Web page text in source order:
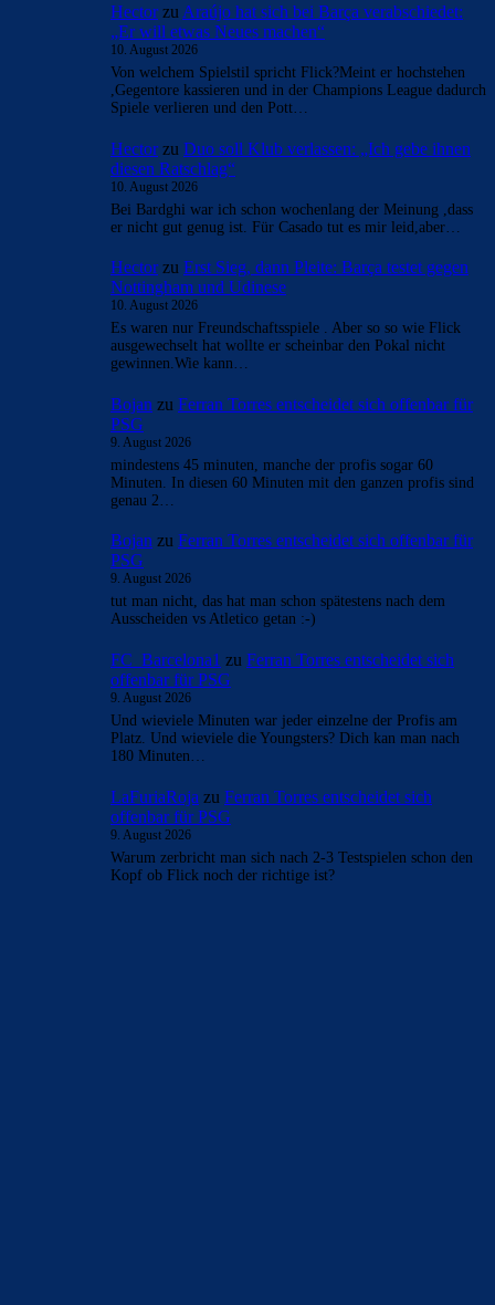
Hectorzu Araújo hat sich bei Barça verabschiedet:
„Er will etwas Neues machen“
10. August 2026
Von welchem Spielstil spricht Flick?Meint er hochstehen
,Gegentore kassieren und in der Champions League dadurch
Spiele verlieren und den Pott…
Hectorzu Duo soll Klub verlassen: „Ich gebe ihnen
diesen Ratschlag“
10. August 2026
Bei Bardghi war ich schon wochenlang der Meinung ,dass
er nicht gut genug ist. Für Casado tut es mir leid,aber…
Hectorzu Erst Sieg, dann Pleite: Barça testet gegen
Nottingham und Udinese
10. August 2026
Es waren nur Freundschaftsspiele . Aber so so wie Flick
ausgewechselt hat wollte er scheinbar den Pokal nicht
gewinnen.Wie kann…
Bojan zu Ferran Torres entscheidet sich offenbar für
PSG
9. August 2026
mindestens 45 minuten, manche der profis sogar 60
Minuten. In diesen 60 Minuten mit den ganzen profis sind
genau 2…
Bojan zu Ferran Torres entscheidet sich offenbar für
PSG
9. August 2026
tut man nicht, das hat man schon spätestens nach dem
Ausscheiden vs Atletico getan :-)
FC_Barcelona1 zu Ferran Torres entscheidet sich
offenbar für PSG
9. August 2026
Und wieviele Minuten war jeder einzelne der Profis am
Platz. Und wieviele die Youngsters? Dich kan man nach
180 Minuten…
LaFuriaRoja zu Ferran Torres entscheidet sich
offenbar für PSG
9. August 2026
Warum zerbricht man sich nach 2-3 Testspielen schon den
Kopf ob Flick noch der richtige ist?